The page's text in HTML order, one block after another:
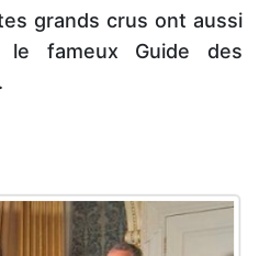
grands crus ont aussi
le fameux Guide des